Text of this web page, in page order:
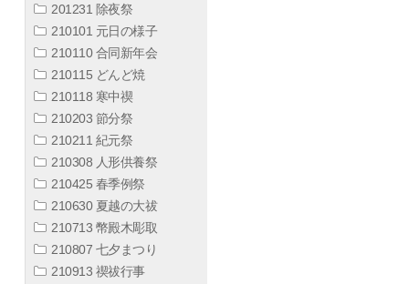
201231 除夜祭
210101 元日の様子
210110 合同新年会
210115 どんど焼
210118 寒中禊
210203 節分祭
210211 紀元祭
210308 人形供養祭
210425 春季例祭
210630 夏越の大祓
210713 幣殿木彫取
210807 七夕まつり
210913 禊祓行事